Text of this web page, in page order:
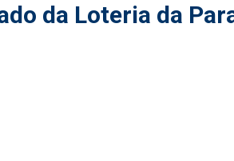
da Loteria da